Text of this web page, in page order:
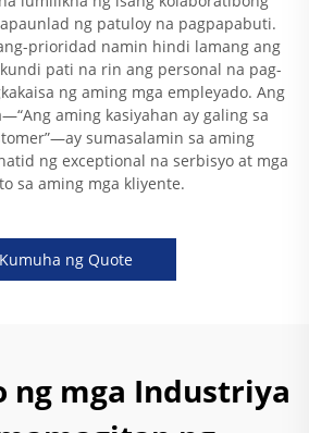
ng patuloy na pagpapabuti.
prioridad namin hindi lamang ang
pati na rin ang personal na pag-
ng aming mga empleyado. Ang
aming kasiyahan ay galing sa
sumasalamin sa aming
ng exceptional na serbisyo at mga
sa aming mga kliyente.
Kumuha ng Quote
ng mga Industriya